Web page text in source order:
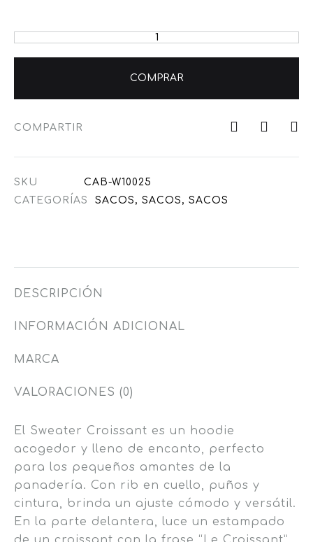
COMPRAR
COMPARTIR
SKU
CAB-W10025
CATEGORÍAS
SACOS , SACOS , SACOS
DESCRIPCIÓN
INFORMACIÓN ADICIONAL
MARCA
VALORACIONES (0)
El Sweater Croissant es un hoodie
acogedor y lleno de encanto, perfecto
para los pequeños amantes de la
panadería. Con rib en cuello, puños y
cintura, brinda un ajuste cómodo y versátil.
En la parte delantera, luce un estampado